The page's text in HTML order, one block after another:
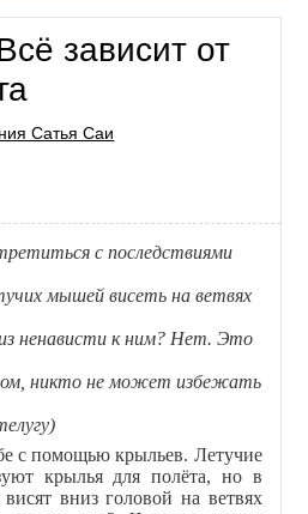
зависит от
Сатья Саи
с последствиями
мышей висеть на ветвях
ненависти к ним? Нет. Это
никто не может избежать
с помощью крыльев. Летучие
крылья для полёта, но в
вниз головой на ветвях